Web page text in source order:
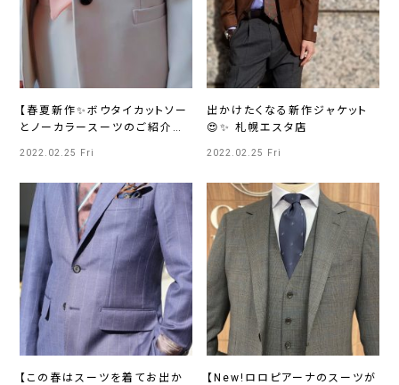
【春夏新作✨ボウタイカットソー
とノーカラースーツのご紹介☆
2022.02.25 Fri
出かけたくなる新作ジャケット
😍✨ 札幌エスタ店
2022.02.25 Fri
【この春はスーツを着てお出か
【New!ロロピアーナのスーツが